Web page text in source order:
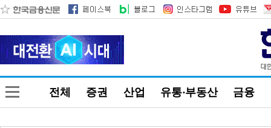
전체 증권 산업 유통·부동산 금융